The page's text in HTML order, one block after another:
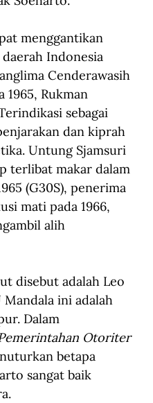
menggantikan
Indonesia
Cenderawasih
1965, Rukman
sebagai
dan kiprah
Untung Sjamsuri
terlibat makar dalam
(G30S), penerima
mati pada 1966,
alih
disebut adalah Leo
Mandala ini adalah
Dalam
Otoriter
betapa
sangat baik